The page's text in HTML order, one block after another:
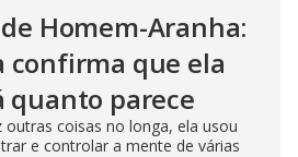
Homem-Aranha:
confirma que ela
quanto parece
outras coisas no longa, ela usou
e controlar a mente de várias